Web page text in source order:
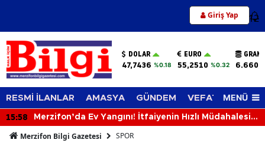
Giriş Yap 12
DOLAR
47,7436 %0.18
EURO
55,2510 %0.32
RESMİ İLANLAR AMASYA GÜNDEM VEFAT EDENLER
MENÜ
15:58
Merzifon’da Ev Yangını! İtfaiyenin Hızlı Müdahalesi
Merzifon Bilgi Gazetesi SPOR